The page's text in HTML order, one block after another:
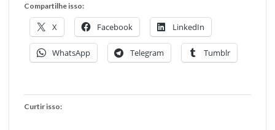
Compartilhe isso:
X Facebook LinkedIn
WhatsApp Telegram Tumblr
Curtir isso: